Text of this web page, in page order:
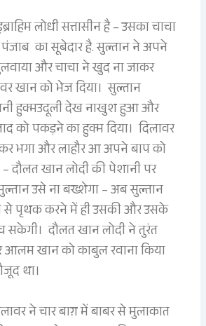
लोधी सत्तासीन है – उसका चाचा
का सूबेदार है. सुल्तान ने अपने
और चाचा ने खुद ना जाकर
खान को भेज दिया। सुल्तान
हुक्मउदूली देख नाखुश हुआ और
को पकड़ने का हुक्म दिया। दिलावर
भगा और लाहौर आ अपने बाप को
– दौलत खान लोदी की पेशानी पर
उसे ना बख्शेगा – अब सुल्तान
से पृथक करने में ही उसकी और उसके
दौलत खान लोदी ने तुरंत
आलम खान को काबुल रवाना किया
था।
ने चार बाग़ में बाबर से मुलाकात